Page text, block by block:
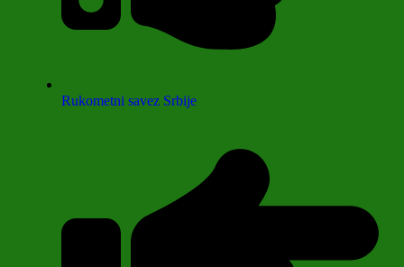
Rukometni savez Srbije